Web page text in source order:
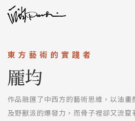
東方藝術的實踐者
龎均
作品融匯了中西方的藝術思維，以油畫
及野獸派的爆發力，而骨子裡卻又流